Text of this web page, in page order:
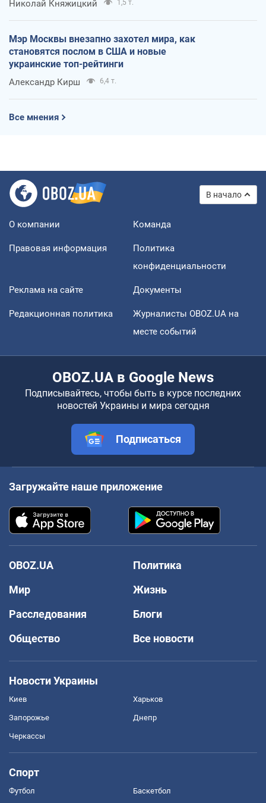
Николай Княжицкий 1,5 т.
Мэр Москвы внезапно захотел мира, как
становятся послом в США и новые
украинские топ-рейтинги
Александр Кирш 6,4 т.
Все мнения
В начало
О компании Команда
Правовая информация
Политика
конфиденциальности
Реклама на сайте Документы
Редакционная политика
Журналисты OBOZ.UA на
месте событий
OBOZ.UA в Google News
Подписывайтесь, чтобы быть в курсе последних
новостей Украины и мира сегодня
Подписаться
Загружайте наше приложение
OBOZ.UA
Политика
Мир
Жизнь
Расследования
Блоги
Общество
Все новости
Новости Украины
Киев Харьков
Запорожье Днепр
Черкассы
Спорт
Футбол Баскетбол